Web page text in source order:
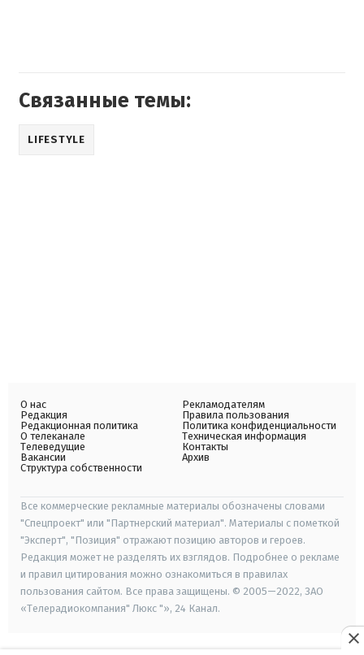
Связанные темы:
LIFESTYLE
О нас
Редакция
Редакционная политика
О телеканале
Телеведущие
Вакансии
Структура собственности
Рекламодателям
Правила пользования
Политика конфиденциальности
Техническая информация
Контакты
Архив
Все коммерческие рекламные материалы обозначены словами
"Спецпроект" или "Партнерский материал". Материалы с пометкой
"Эксперт", "Позиция" отражают позицию авторов и героев.
Редакция может не разделять их взглядов. Подробнее о рекламе
и правил цитирования можно ознакомиться в правилах
пользования сайтом. Все права защищены. © 2005—2022, ЗАО
«Телерадиокомпания" Люкс "», 24 Канал.